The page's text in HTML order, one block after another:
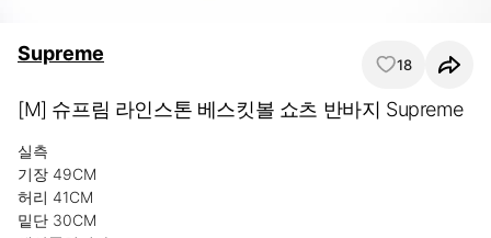
Supreme 18
[M] 슈프림 라인스톤 베스킷볼 쇼츠 반바지 Supreme
실측
기장 49CM
허리 41CM
밑단 30CM